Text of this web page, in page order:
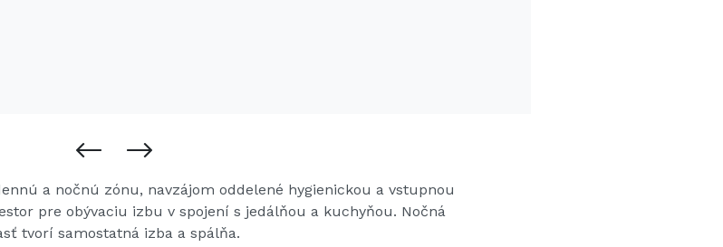
a nočnú zónu, navzájom oddelené hygienickou a vstupnou
pre obývaciu izbu v spojení s jedálňou a kuchyňou. Nočná
tvorí samostatná izba a spálňa.